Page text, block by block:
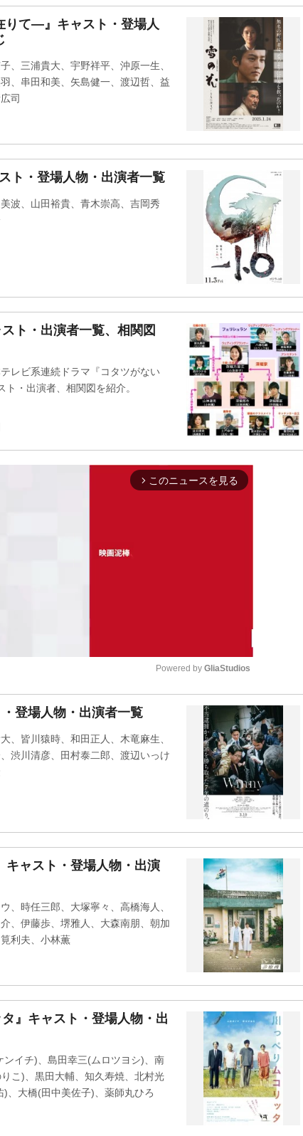
て―』キャスト・登場人
、三浦貴大、宇野祥平、沖原一生、
、串田和美、矢島健一、渡辺哲、益
司
ト・登場人物・出演者一覧
波、山田裕貴、青木崇高、吉岡秀
ト・出演者一覧、相関図
レビ系連続ドラマ『コタツがない
・出演者、相関図を紹介。
arrow_forward_ios このニュースを見る
Powered by GliaStudios
登場人物・出演者一覧
、皆川猿時、和田正人、木竜麻生、
渋川清彦、田村泰二郎、渡辺いっけ
キャスト・登場人物・出演
、時任三郎、大塚寧々、高橋海人、
、伊藤歩、堺雅人、大森南朋、朝加
利夫、小林薫
』キャスト・登場人物・出
ンイチ)、島田幸三(ムロツヨシ)、南
こ)、黒田大輔、知久寿焼、北村光
、大橋(田中美佐子)、薬師丸ひろ